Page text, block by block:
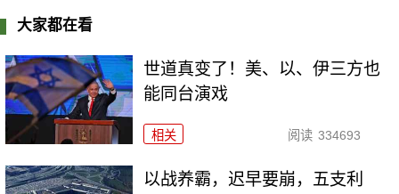
大家都在看
世道真变了！美、以、伊三方也
能同台演戏
相关 阅读 334693
以战养霸，迟早要崩，五支利